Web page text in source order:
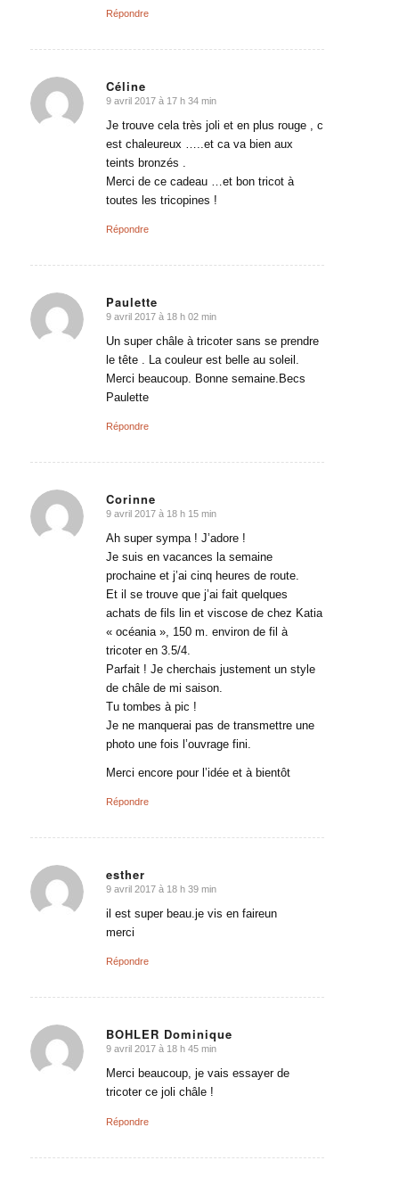
Répondre
Céline
dit
:
9 avril 2017 à 17 h 34 min
Je trouve cela très joli et en plus rouge , c
est chaleureux …..et ca va bien aux
teints bronzés .
Merci de ce cadeau …et bon tricot à
toutes les tricopines !
Répondre
Paulette
dit
:
9 avril 2017 à 18 h 02 min
Un super châle à tricoter sans se prendre
le tête . La couleur est belle au soleil.
Merci beaucoup. Bonne semaine.Becs
Paulette
Répondre
Corinne
dit
:
9 avril 2017 à 18 h 15 min
Ah super sympa ! J’adore !
Je suis en vacances la semaine
prochaine et j’ai cinq heures de route.
Et il se trouve que j’ai fait quelques
achats de fils lin et viscose de chez Katia
« océania », 150 m. environ de fil à
tricoter en 3.5/4.
Parfait ! Je cherchais justement un style
de châle de mi saison.
Tu tombes à pic !
Je ne manquerai pas de transmettre une
photo une fois l’ouvrage fini.
Merci encore pour l’idée et à bientôt
Répondre
esther
dit
:
9 avril 2017 à 18 h 39 min
il est super beau.je vis en faireun
merci
Répondre
BOHLER Dominique
dit
:
9 avril 2017 à 18 h 45 min
Merci beaucoup, je vais essayer de
tricoter ce joli châle !
Répondre